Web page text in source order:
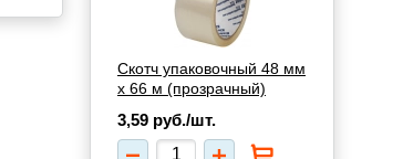
Скотч упаковочный 48 мм
х 66 м (прозрачный)
3,59 руб./шт.